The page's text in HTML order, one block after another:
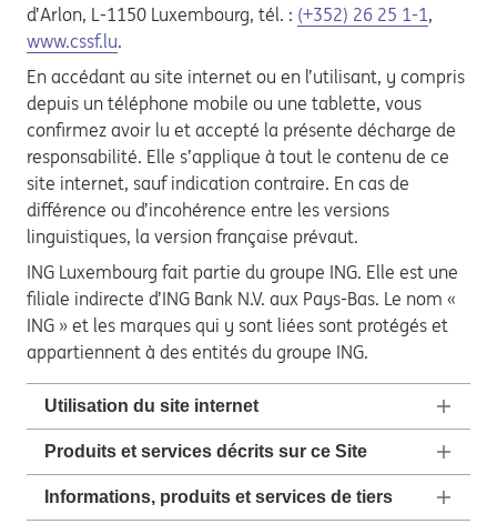
d’Arlon, L-1150 Luxembourg, tél. : (+352) 26 25 1-1,
www.cssf.lu.
En accédant au site internet ou en l’utilisant, y compris
depuis un téléphone mobile ou une tablette, vous
confirmez avoir lu et accepté la présente décharge de
responsabilité. Elle s’applique à tout le contenu de ce
site internet, sauf indication contraire. En cas de
différence ou d’incohérence entre les versions
linguistiques, la version française prévaut.
ING Luxembourg fait partie du groupe ING. Elle est une
filiale indirecte d’ING Bank N.V. aux Pays-Bas. Le nom «
ING » et les marques qui y sont liées sont protégés et
appartiennent à des entités du groupe ING.
Utilisation du site internet
Produits et services décrits sur ce Site
Informations, produits et services de tiers